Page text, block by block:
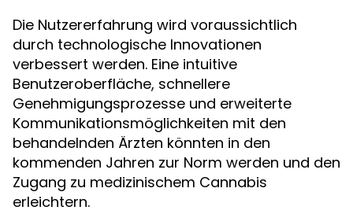
Die Nutzererfahrung wird voraussichtlich
durch technologische Innovationen
verbessert werden. Eine intuitive
Benutzeroberfläche, schnellere
Genehmigungsprozesse und erweiterte
Kommunikationsmöglichkeiten mit den
behandelnden Ärzten könnten in den
kommenden Jahren zur Norm werden und den
Zugang zu medizinischem Cannabis
erleichtern.